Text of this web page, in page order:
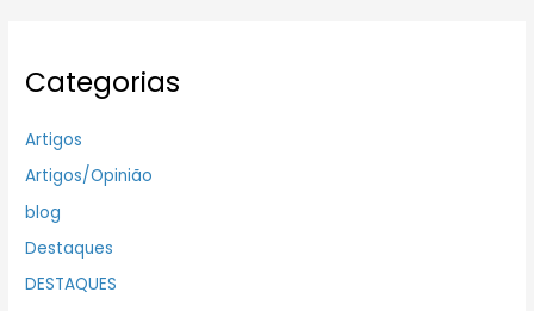
Categorias
Artigos
Artigos/Opinião
blog
Destaques
DESTAQUES